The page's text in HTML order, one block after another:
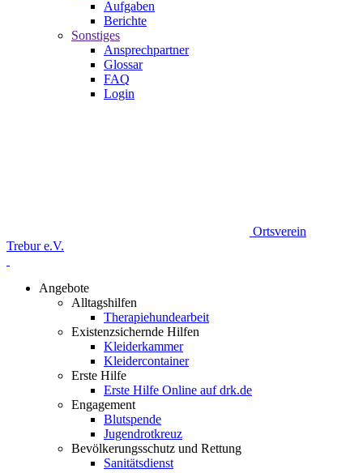
Aufgaben
Berichte
Sonstiges
Ansprechpartner
Glossar
FAQ
Login
Ortsverein
Trebur e.V.
Angebote
Alltagshilfen
Therapiehundearbeit
Existenzsichernde Hilfen
Kleiderkammer
Kleidercontainer
Erste Hilfe
Erste Hilfe Online auf drk.de
Engagement
Blutspende
Jugendrotkreuz
Bevölkerungsschutz und Rettung
Sanitätsdienst